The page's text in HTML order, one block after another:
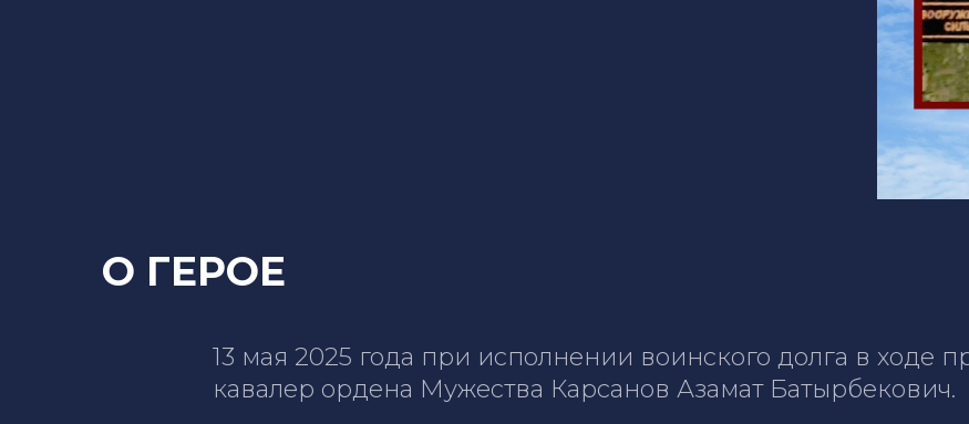
О ГЕРОЕ
13 мая 2025 года при исполнении воинского долга в ходе
кавалер ордена Мужества Карсанов Азамат Батырбекович.